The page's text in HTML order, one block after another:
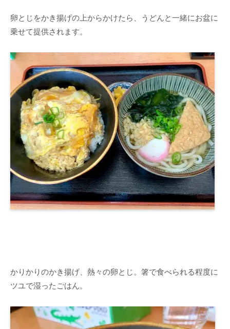
卵とじをかき揚げの上からかけたら、うどんと一緒にお盆に
乗せて提供されます。
かりかりのかき揚げ、熱々の卵とじ。箸で食べられる程度に
ツユで湿ったごはん。